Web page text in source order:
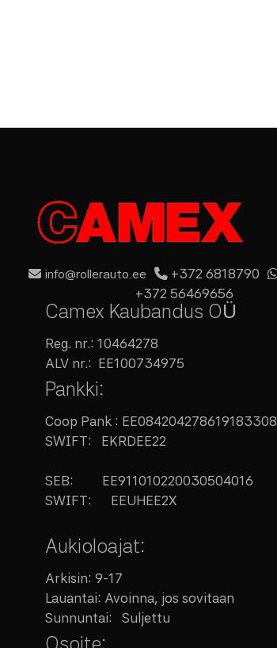
info@rollerauto.ee +372 6818790
+372 56469656
Camex Kaubandus OÜ
Reg. nr.: 10464278
ALV nr.: EE100734975
Pankki:
Coop Pank : EE084204278619183308
SWIFT: EKRDEE22
SEB: EE911010220030504016
SWIFT: EEUHEE2X
Aukioloajat:
Arkisin: 9-17
Lauantai: Avoinna, jos sovitaan
Sunnuntai: Suljettu